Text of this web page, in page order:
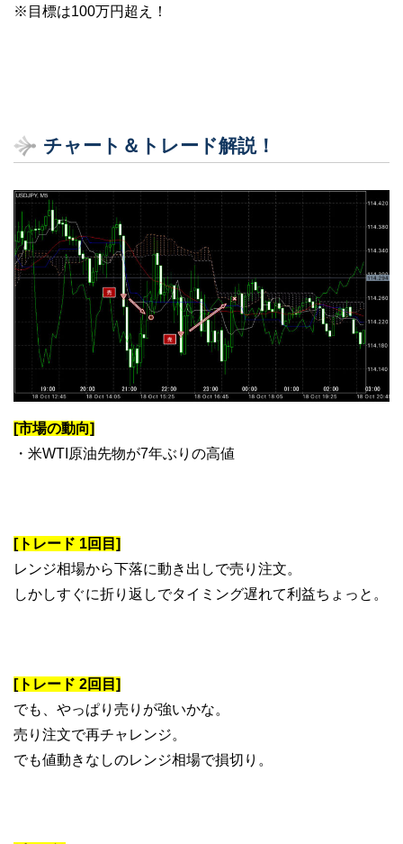
※目標は100万円超え！
チャート＆トレード解説！
[市場の動向]
・米WTI原油先物が7年ぶりの高値
[トレード 1回目]
レンジ相場から下落に動き出しで売り注文。
しかしすぐに折り返しでタイミング遅れて利益ちょっと。
[トレード 2回目]
でも、やっぱり売りが強いかな。
売り注文で再チャレンジ。
でも値動きなしのレンジ相場で損切り。